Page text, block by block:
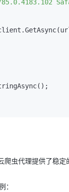
85.0.4183.102
虫代理提供了稳
：